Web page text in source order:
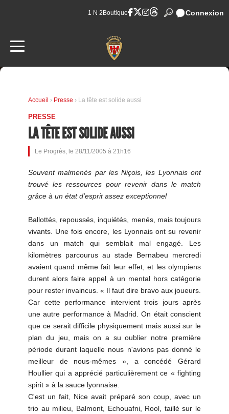
1 N 2 Boutique Connexion
Accueil › Presse › La tête est solide aussi
PRESSE
LA TÊTE EST SOLIDE AUSSI
Le Progrès, le 28/11/2005 à 21h16
Souvent malmenés par les Niçois, les Lyonnais ont
trouvé les ressources pour revenir dans le match
grâce à un état d'esprit assez exceptionnel
Ballottés, repoussés, inquiétés, menés, mais toujours
vivants. Une fois encore, les Lyonnais ont su revenir
dans un match qui semblait mal engagé. Les
kilomètres parcourus au stade Bernabeu mercredi
avaient quand même fait leur effet, et les olympiens
durent alors faire appel à un mental hors catégorie
pour rester invaincus. « Il faut dire bravo aux joueurs.
Car cette performance intervient trois jours après
une autre performance à Madrid. On était conscient
que ce serait difficile physiquement mais aussi sur le
plan du jeu, mais on a su oublier notre première
période durant laquelle nous n'avions pas donné le
meilleur de nous-mêmes », a concédé Gérard
Houllier qui a apprécié particulièrement ce « fighting
spirit » à la sauce lyonnaise.
C'est un fait, Nice avait préparé son coup, avec un
trio au milieu, Balmont, Echouafni, Rool, taillé sur le